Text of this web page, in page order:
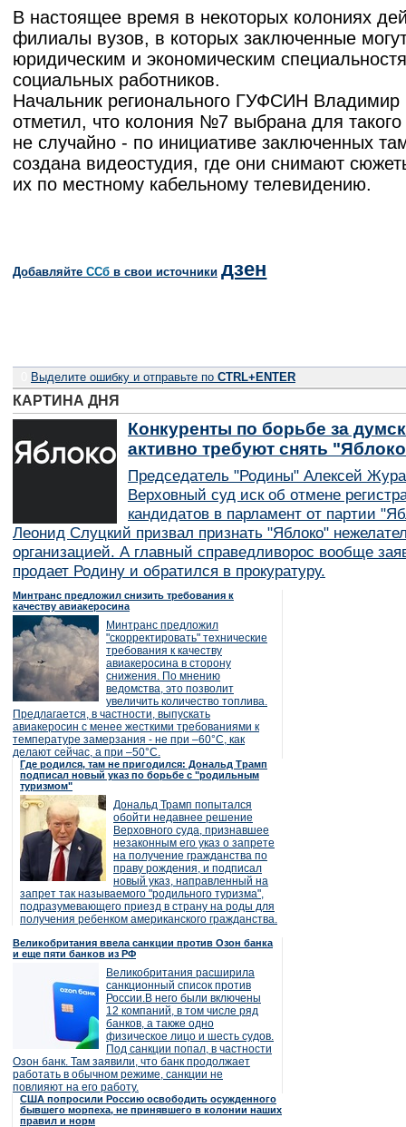
В настоящее время в некоторых колониях
филиалы вузов, в которых заключенные
юридическим и экономическим
социальных работников.
Начальник регионального ГУФСИН Владимир
отметил, что колония №7 выбрана для такого
не случайно - по инициативе заключенных
создана видеостудия, где они снимают
их по местному кабельному телевидению.
Добавляйте CСб в свои источники дзен
Выделите ошибку и отправьте по CTRL+ENTER
КАРТИНА ДНЯ
Конкуренты по борьбе за
активно требуют снять
Председатель "Родины" Алексей
Верховный суд иск об отмене
кандидатов в парламент от партии
Леонид Слуцкий призвал признать "Яблоко"
организацией. А главный справедливорос вообще
продает Родину и обратился в прокуратуру.
Минтранс предложил снизить требования к
качеству авиакеросина
Минтранс предложил
"скорректировать" технические
требования к качеству
авиакеросина в сторону
снижения. По мнению
ведомства, это позволит
увеличить количество топлива.
Предлагается, в частности, выпускать
авиакеросин с менее жесткими требованиями к
температуре замерзания - не при –60°C, как
делают сейчас, а при –50°C.
Где родился, там не пригодился: Дональд Трамп
подписал новый указ по борьбе с "родильным
туризмом"
Дональд Трамп попытался
обойти недавнее решение
Верховного суда, признавшее
незаконным его указ о запрете
на получение гражданства по
праву рождения, и подписал
новый указ, направленный на
запрет так называемого "родильного туризма",
подразумевающего приезд в страну на роды для
получения ребенком американского гражданства.
Великобритания ввела санкции против Озон банка
и еще пяти банков из РФ
Великобритания расширила
санкционный список против
России.В него были включены
12 компаний, в том числе ряд
банков, а также одно
физическое лицо и шесть судов.
Под санкции попал, в частности
Озон банк. Там заявили, что банк продолжает
работать в обычном режиме, санкции не
повлияют на его работу.
США попросили Россию освободить осужденного
бывшего морпеха, не принявшего в колонии наших
правил и норм